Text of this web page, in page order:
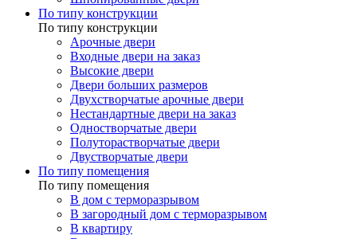
По типу конструкции
По типу конструкции
Арочные двери
Входные двери на заказ
Высокие двери
Двери больших размеров
Двухстворчатые арочные двери
Нестандартные двери на заказ
Одностворчатые двери
Полуторастворчатые двери
Двустворчатые двери
По типу помещения
По типу помещения
В дом с терморазрывом
В загородный дом с терморазрывом
В квартиру